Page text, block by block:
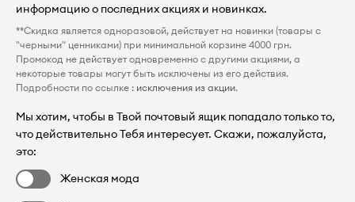
информацию о последних акциях и новинках.
**Скидка является одноразовой, действует на новинки (товары с
"черными" ценниками) при минимальной корзине 4000 грн.
Промокод не действует одновременно с другими акциями, а
некоторые товары могут быть исключены из его действия.
Подробности по ссылке : исключения из акции.
Мы хотим, чтобы в Твой почтовый ящик попадало только то,
что действительно Тебя интересует. Скажи, пожалуйста,
это:
Женская мода